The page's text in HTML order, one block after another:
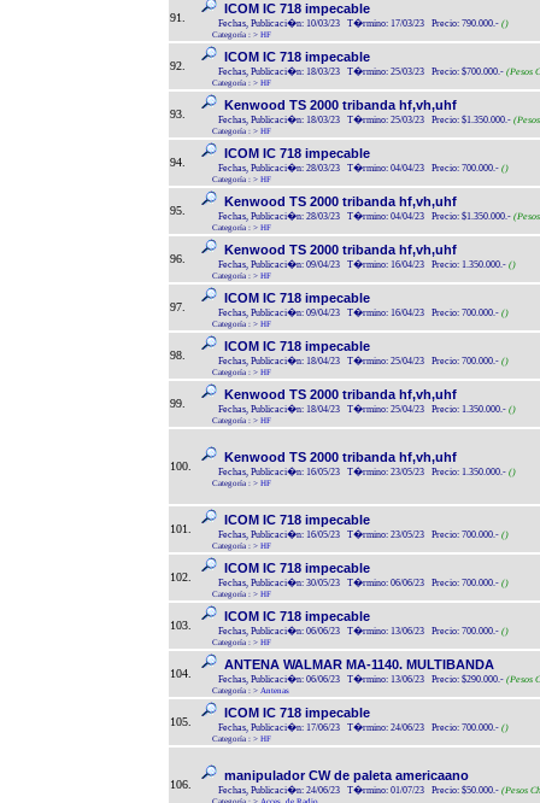
91.
ICOM IC 718 impecable
Fechas, Publicaci�n: 10/03/23 T�rmino: 17/03/23 Precio: 790.000.- ()
Categoría : > HF
92.
ICOM IC 718 impecable
Fechas, Publicaci�n: 18/03/23 T�rmino: 25/03/23 Precio: $700.000.- (Pesos
Categoría : > HF
93.
Kenwood TS 2000 tribanda hf,vh,uhf
Fechas, Publicaci�n: 18/03/23 T�rmino: 25/03/23 Precio: $1.350.000.-
Categoría : > HF
94.
ICOM IC 718 impecable
Fechas, Publicaci�n: 28/03/23 T�rmino: 04/04/23 Precio: 700.000.- ()
Categoría : > HF
95.
Kenwood TS 2000 tribanda hf,vh,uhf
Fechas, Publicaci�n: 28/03/23 T�rmino: 04/04/23 Precio: $1.350.000.-
Categoría : > HF
96.
Kenwood TS 2000 tribanda hf,vh,uhf
Fechas, Publicaci�n: 09/04/23 T�rmino: 16/04/23 Precio: 1.350.000.- ()
Categoría : > HF
97.
ICOM IC 718 impecable
Fechas, Publicaci�n: 09/04/23 T�rmino: 16/04/23 Precio: 700.000.- ()
Categoría : > HF
98.
ICOM IC 718 impecable
Fechas, Publicaci�n: 18/04/23 T�rmino: 25/04/23 Precio: 700.000.- ()
Categoría : > HF
99.
Kenwood TS 2000 tribanda hf,vh,uhf
Fechas, Publicaci�n: 18/04/23 T�rmino: 25/04/23 Precio: 1.350.000.- ()
Categoría : > HF
100.
Kenwood TS 2000 tribanda hf,vh,uhf
Fechas, Publicaci�n: 16/05/23 T�rmino: 23/05/23 Precio: 1.350.000.- ()
Categoría : > HF
101.
ICOM IC 718 impecable
Fechas, Publicaci�n: 16/05/23 T�rmino: 23/05/23 Precio: 700.000.- ()
Categoría : > HF
102.
ICOM IC 718 impecable
Fechas, Publicaci�n: 30/05/23 T�rmino: 06/06/23 Precio: 700.000.- ()
Categoría : > HF
103.
ICOM IC 718 impecable
Fechas, Publicaci�n: 06/06/23 T�rmino: 13/06/23 Precio: 700.000.- ()
Categoría : > HF
104.
ANTENA WALMAR MA-1140. MULTIBANDA
Fechas, Publicaci�n: 06/06/23 T�rmino: 13/06/23 Precio: $290.000.- (Pesos
Categoría : > Antenas
105.
ICOM IC 718 impecable
Fechas, Publicaci�n: 17/06/23 T�rmino: 24/06/23 Precio: 700.000.- ()
Categoría : > HF
106.
manipulador CW de paleta americaano
Fechas, Publicaci�n: 24/06/23 T�rmino: 01/07/23 Precio: $50.000.- (Pesos